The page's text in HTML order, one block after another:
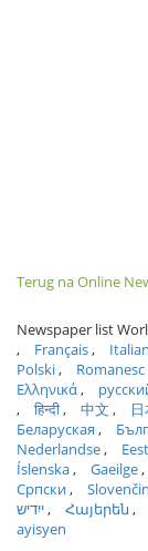
Terug na Online
Newspaper list
Français
Polski
Romanesc
Ελληνικά
हिन्दी
中文
Беларуская
Nederlandse
Íslenska
Gaeilge
Српски
ייִדיש
Հայերեն
ayisyen